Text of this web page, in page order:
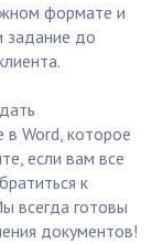
формате и
задание до
Word, которое
если вам все
к
всегда готовы
документов!